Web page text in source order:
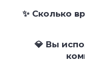
✨ Сколько
💎 Вы